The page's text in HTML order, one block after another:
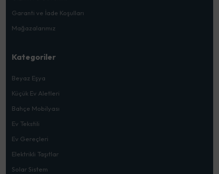
Garanti ve İade Koşulları
Mağazalarımız
Kategoriler
Beyaz Eşya
Küçük Ev Aletleri
Bahçe Mobilyası
Ev Tekstili
Ev Gereçleri
Elektrikli Taşıtlar
Solar Sistem